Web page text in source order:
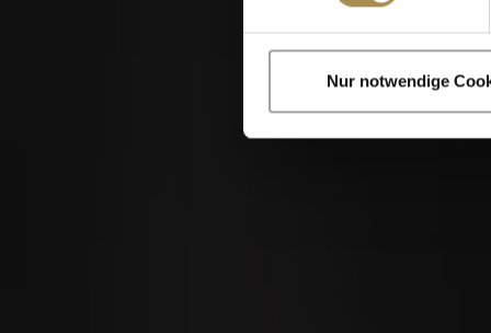
Nur notwendige
Zigarren und
Indem Sie diese